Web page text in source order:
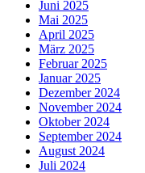
Juni 2025
Mai 2025
April 2025
März 2025
Februar 2025
Januar 2025
Dezember 2024
November 2024
Oktober 2024
September 2024
August 2024
Juli 2024